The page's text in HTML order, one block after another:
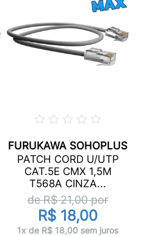
FURUKAWA SOHOPLUS
PATCH CORD U/UTP
CAT.5E CMX 1,5M
T568A CINZA...
de R$21,00por
R$ 18,00
1x de R$ 18,00 sem juros